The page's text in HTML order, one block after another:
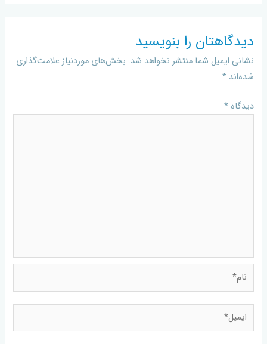
دیدگاهتان را بنویسید
نشانی ایمیل شما منتشر نخواهد شد. بخش‌های موردنیاز علامت‌گذاری
شده‌اند*
دیدگاه*